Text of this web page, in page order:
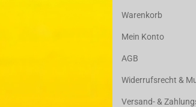
Warenkorb
Mein Konto
AGB
Widerrufsrecht &
Versand- &